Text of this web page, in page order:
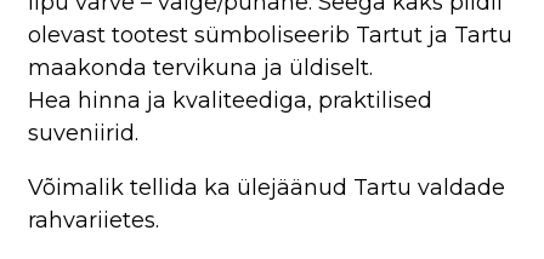
olevast tootest sümboliseerib Tartut ja Tartu
maakonda tervikuna ja üldiselt.
Hea hinna ja kvaliteediga, praktilised
suveniirid.
Võimalik tellida ka ülejäänud Tartu valdade
rahvariietes.